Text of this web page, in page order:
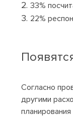
33%
22%
Согласно
другими